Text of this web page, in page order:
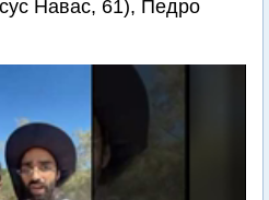
Навас, 61), Педро